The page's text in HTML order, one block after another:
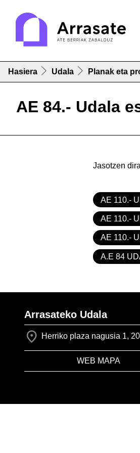
Hasiera Udala Planak eta
AE 84.- Udala
Jasotzen
AE 110.-
AE 110.-
AE 110.-
A.E 84
Arrasateko Udala
Herriko plaza nagusia 1,
WEB MAPA